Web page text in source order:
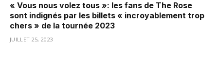
« Vous nous volez tous »: les fans de The Rose
sont indignés par les billets « incroyablement trop
chers » de la tournée 2023
JUILLET 25, 2023